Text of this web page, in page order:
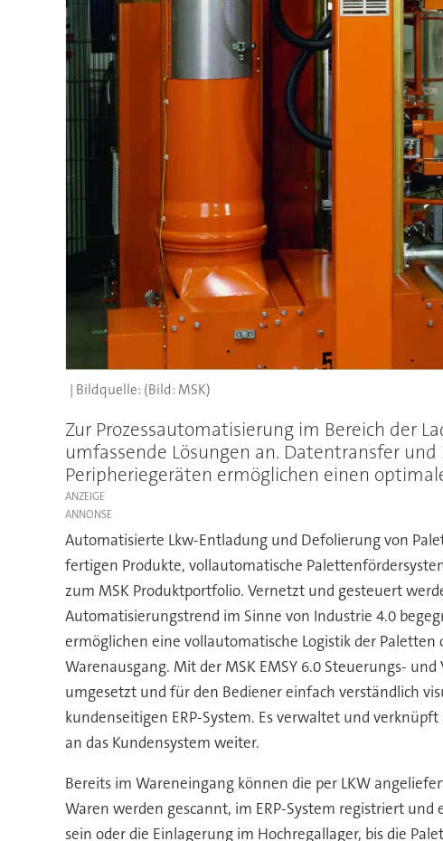
(Bild: MSK)
Zur Prozessautomatisierung im Bereich der
umfassende Lösungen an. Datentransfer
Peripheriegeräten ermöglichen einen
ANZEIGE
Automatisierte Lkw-Entladung und Defolierung von
fertigen Produkte, vollautomatische
zum MSK Produktportfolio. Vernetzt und gesteuert
Automatisierungstrend im Sinne von Industrie 4.0
ermöglichen eine vollautomatische Logistik der
Warenausgang. Mit der MSK EMSY 6.0 Steuerungs-
umgesetzt und für den Bediener einfach verständlich
kundenseitigen ERP-System. Es verwaltet und
an das Kundensystem weiter.
Bereits im Wareneingang können die per LKW
Waren werden gescannt, im ERP-System registriert
sein oder die Einlagerung im Hochregallager, bis die